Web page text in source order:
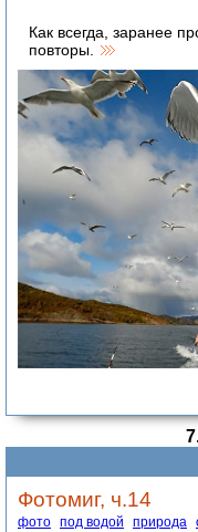
Как всегда, заранее
повторы.
Фотомиг, ч.14
фото под водой природа